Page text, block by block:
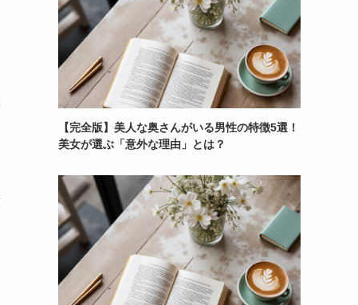
【完全版】美人な奥さんがいる男性の特徴5選！
美女が選ぶ「意外な理由」とは？